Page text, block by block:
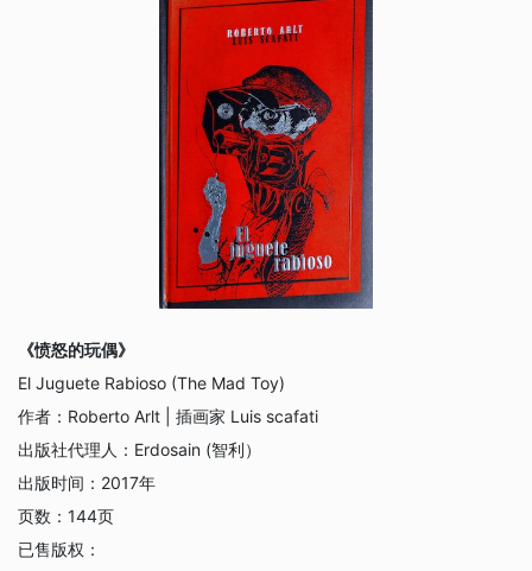
《愤怒的玩偶》
El Juguete Rabioso (The Mad Toy)
作者： Roberto Arlt | 插画家 Luis scafati
出版社代理人： Erdosain (智利）
出版时间： 2017年
页数： 144页
已售版权：